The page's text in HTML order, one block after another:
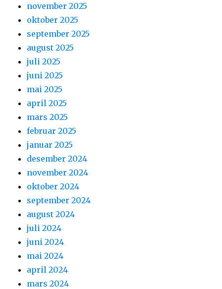
november 2025
oktober 2025
september 2025
august 2025
juli 2025
juni 2025
mai 2025
april 2025
mars 2025
februar 2025
januar 2025
desember 2024
november 2024
oktober 2024
september 2024
august 2024
juli 2024
juni 2024
mai 2024
april 2024
mars 2024